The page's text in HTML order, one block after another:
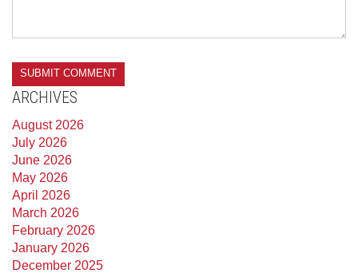
ARCHIVES
August 2026
July 2026
June 2026
May 2026
April 2026
March 2026
February 2026
January 2026
December 2025